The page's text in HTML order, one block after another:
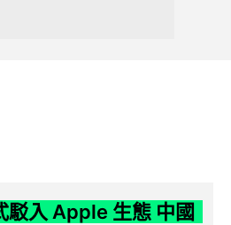
駁入 Apple 生態 中國